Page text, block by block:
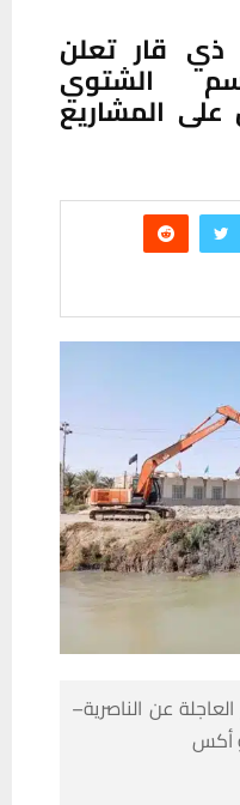
ذي قار تعلن
الشتوي
على المشاريع
عن الناصرية–
أكس